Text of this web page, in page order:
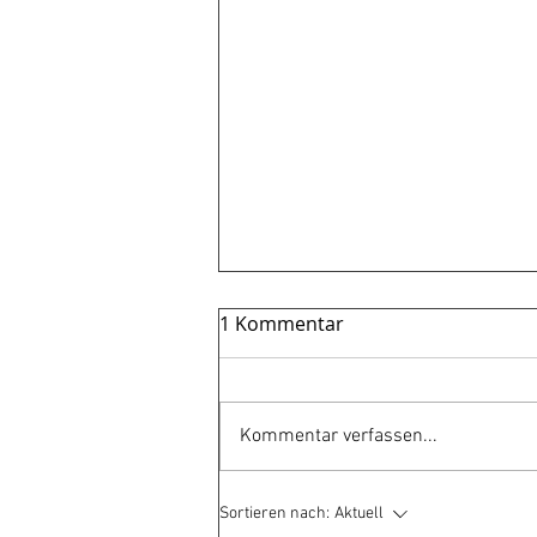
Gewagt!
1 Kommentar
Kommentar verfassen...
Sortieren nach: Aktuell